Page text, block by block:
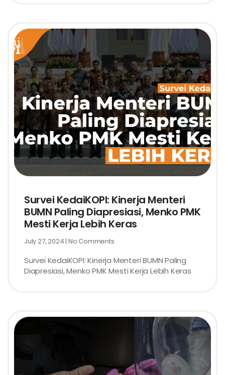
Survei KedaiKOPI: Kinerja Menteri
BUMN Paling Diapresiasi, Menko PMK
Mesti Kerja Lebih Keras
July 27, 2024 No Comments
Survei KedaiKOPI: Kinerja Menteri BUMN Paling
Diapresiasi, Menko PMK Mesti Kerja Lebih Keras